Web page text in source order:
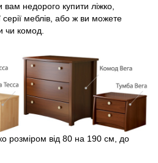
недорого купити ліжко,
серії меблів, або ж ви можете
чи комод.
розміром від 80 на 190 см, до